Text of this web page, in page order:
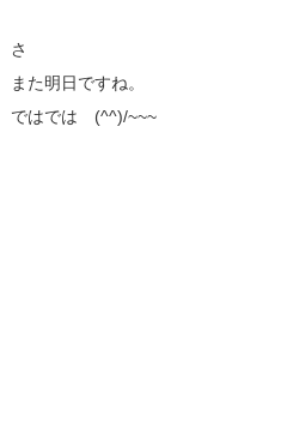
さ
また明日ですね。
ではでは (^^)/~~~